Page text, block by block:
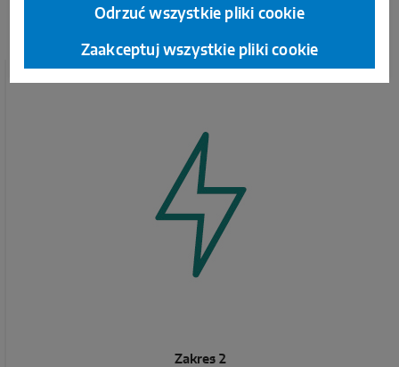
w MACO.
Zakres 2
Odrzuć wszystkie pliki cookie
Zaakceptuj wszystkie pliki cookie